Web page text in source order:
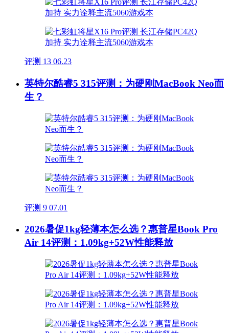
评测 13 06.23
英特尔酷睿5 315评测：为硬刚MacBook Neo而
生？
评测 9 07.01
2026暑促1kg轻薄本怎么选？惠普星Book Pro
Air 14评测：1.09kg+52W性能释放